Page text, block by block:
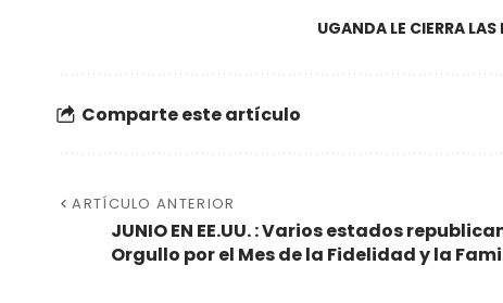
UGANDA LE CIERRA
Comparte este artículo
ARTÍCULO ANTERIOR
JUNIO EN EE.UU. : Varios estados
Orgullo por el Mes de la Fidelidad y la